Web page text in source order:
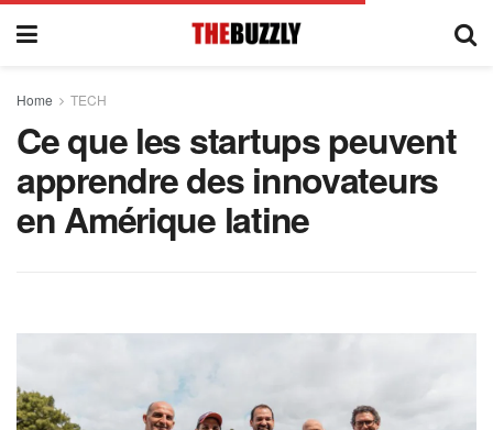
Home TECH
Ce que les startups peuvent
apprendre des innovateurs
en Amérique latine